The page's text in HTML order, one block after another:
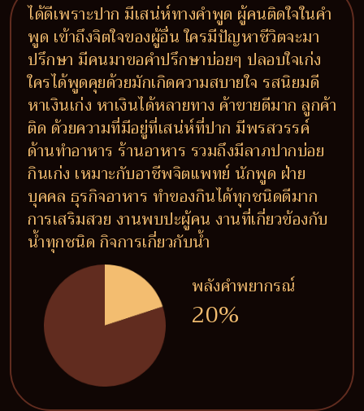
ได้ดีเพราะปาก มีเสน่ห์ทางคำพูด ผู้คนติดใจในคำ
พูด เข้าถึงจิตใจของผู้อื่น ใครมีปัญหาชีวิตจะมา
ปรึกษา มีคนมาขอคำปรึกษาบ่อยๆ ปลอบใจเก่ง
ใครได้พูดคุยด้วยมักเกิดความสบายใจ รสนิยมดี
หาเงินเก่ง หาเงินได้หลายทาง ค้าขายดีมาก ลูกค้า
ติด ด้วยความที่มีอยู่ที่เสน่ห์ที่ปาก มีพรสวรรค์
ด้านทำอาหาร ร้านอาหาร รวมถึงมีลาภปากบ่อย
กินเก่ง เหมาะกับอาชีพจิตแพทย์ นักพูด ฝ่าย
บุคคล ธุรกิจอาหาร ทำของกินได้ทุกชนิดดีมาก
การเสริมสวย งานพบปะผู้คน งานที่เกี่ยวข้องกับ
น้ำทุกชนิด กิจการเกี่ยวกับน้ำ
พลังคำพยากรณ์
20%